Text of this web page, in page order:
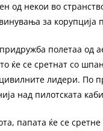
од некои во
за корупција
полетаа од
ќе се сретнат со
лидери. По
над пилотската
папата ќе се